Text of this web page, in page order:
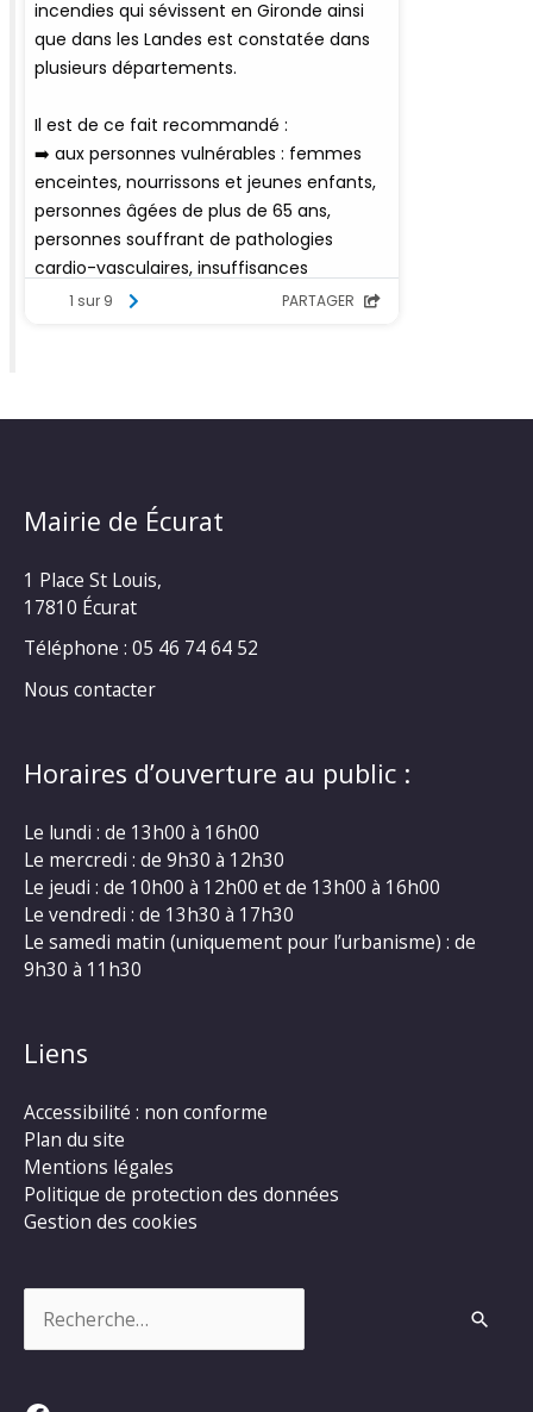
Mairie de Écurat
1 Place St Louis,
17810 Écurat
Téléphone : 05 46 74 64 52
Nous contacter
Horaires d’ouverture au public :
Le lundi : de 13h00 à 16h00
Le mercredi : de 9h30 à 12h30
Le jeudi : de 10h00 à 12h00 et de 13h00 à 16h00
Le vendredi : de 13h30 à 17h30
Le samedi matin (uniquement pour l’urbanisme) : de
9h30 à 11h30
Liens
Accessibilité : non conforme
Plan du site
Mentions légales
Politique de protection des données
Gestion des cookies